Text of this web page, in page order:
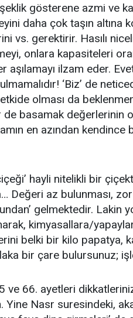
gösterene azmi ve
daha çok taşın altına
vs. gerektirir. Hasılı
onlara kapasiteleri
aşılamayı ilzam eder.
‘Biz’ de
olması da
de basamak değerlerinin
en azından kendince
hayli nitelikli bir
Değeri az bulunması,
gelmektedir. Lakin
kimyasallara/
belki bir kilo papatya,
bir çare bulursunuz;
ve 66. ayetleri
Yine Nasr suresindeki,